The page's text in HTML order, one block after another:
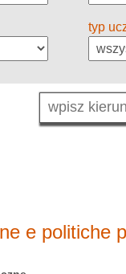
typ
e politiche